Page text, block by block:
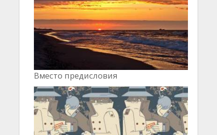
Вместо предисловия